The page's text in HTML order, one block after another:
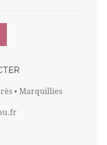
• Marquillies